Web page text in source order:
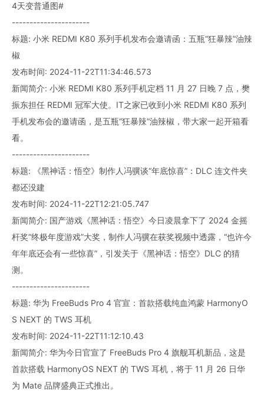
4天变普通图#
----------------------
标题: 小米 REDMI K80 系列手机发布会邀请函：五瓶“狂暴辣”油辣
椒
发布时间: 2024-11-22T11:34:46.573
新闻简介: 小米 REDMI K80 系列手机定档 11 月 27 日晚 7 点，樊
振东担任 REDMI 冠军大使。IT之家已收到小米 REDMI K80 系列
手机发布会的邀请函，是五瓶“狂暴辣”油辣椒，带大家一起开箱看
看。
----------------------
标题: 《黑神话：悟空》制作人冯骥谈“年底惊喜”：DLC 连文件夹
都还没建
发布时间: 2024-11-22T12:21:05.747
新闻简介: 国产游戏《黑神话：悟空》今日凌晨拿下了 2024 金摇
杆奖“终极年度游戏”大奖，制作人冯骥在获奖视频中透露，“也许今
年年底还会有一些惊喜”，引发关于《黑神话：悟空》DLC 的猜
测。
----------------------
标题: 华为 FreeBuds Pro 4 官宣：首款搭载纯血鸿蒙 HarmonyO
S NEXT 的 TWS 耳机
发布时间: 2024-11-22T11:12:10.43
新闻简介: 华为今日官宣了 FreeBuds Pro 4 旗舰耳机新品，这是
首款搭载 HarmonyOS NEXT 的 TWS 耳机，将于 11 月 26 日华
为 Mate 品牌盛典正式推出。